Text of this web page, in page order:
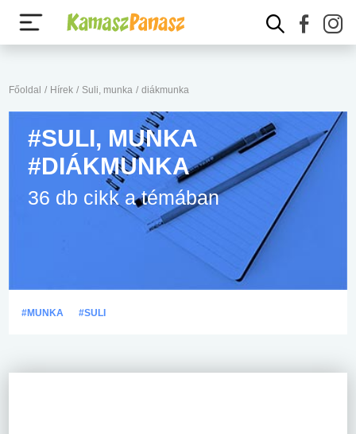
Főoldal / Hírek / Suli, munka / diákmunka
#SULI, MUNKA
#DIÁKMUNKA
36 db cikk a témában
#MUNKA #SULI